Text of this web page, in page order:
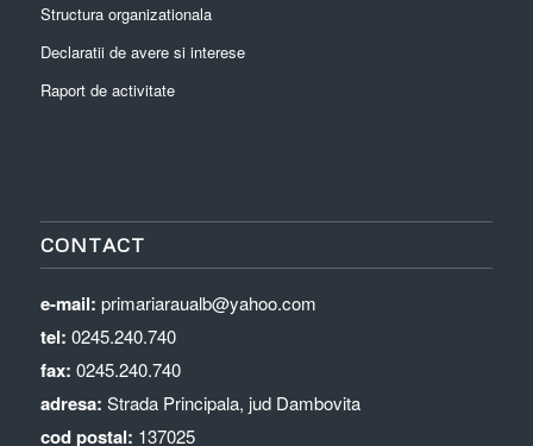
Structura organizationala
Declaratii de avere si interese
Raport de activitate
CONTACT
e-mail: primariaraualb@yahoo.com
tel: 0245.240.740
fax: 0245.240.740
adresa: Strada Principala, jud Dambovita
cod postal: 137025